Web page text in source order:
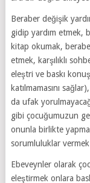
Beraber değişik
gidip yardım etmek,
kitap okumak,
etmek, karşılıklı
eleştri ve baskı
katılmamasını
da ufak
gibi çocuğumuzun
onunla birlikte
sorumluluklar
Ebeveynler olarak
eleştirmek onlara